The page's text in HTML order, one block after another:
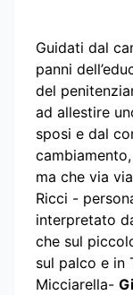
Guidati dal
panni
del
ad allestire
sposi e dal
ma che via
Ricci -
interpretato
che sul
sul palco e in
Micciarella-